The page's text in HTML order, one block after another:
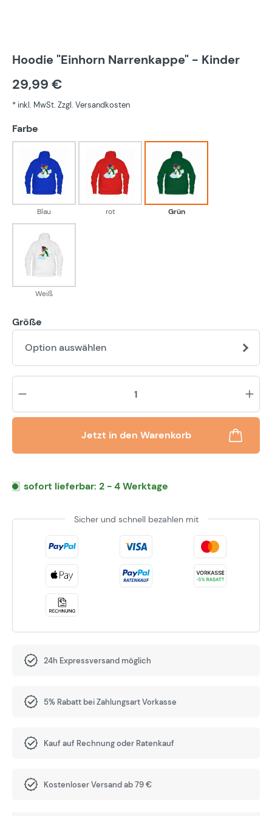
Hoodie "Einhorn Narrenkappe" - Kinder
29,99 €
* inkl. MwSt. Zzgl. Versandkosten
Farbe
Blau
Blau
rot
rot
Grün
Grün
Weiß
Weiß
Größe
Option auswählen
Jetzt in den Warenkorb
sofort lieferbar: 2 - 4 Werktage
Sicher und schnell bezahlen mit
24h Expressversand möglich
5% Rabatt bei Zahlungsart Vorkasse
Kauf auf Rechnung oder Ratenkauf
Kostenloser Versand ab 79 €